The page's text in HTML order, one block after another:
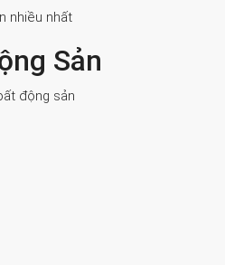
nhiều nhất
Sản
động sản